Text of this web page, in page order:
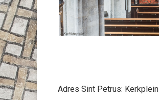
Adres Sint Petrus: